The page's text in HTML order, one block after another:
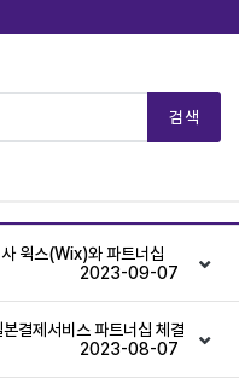
검색
윅스(Wix)와 파트너십
2023-09-07
결제서비스 파트너십 체결
2023-08-07